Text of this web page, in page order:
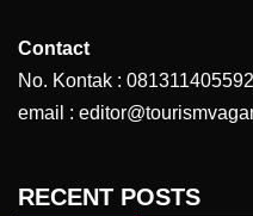
Contact
No. Kontak : 081311405592
email :
RECENT POSTS